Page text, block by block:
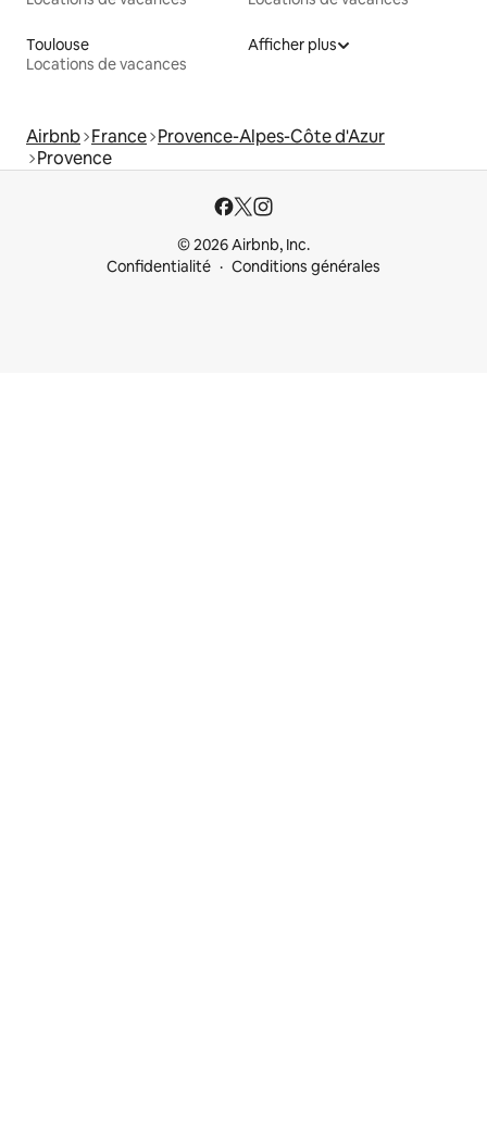
Toulouse
Locations de vacances
Afficher plus
Airbnb France Provence-Alpes-Côte d'Azur
Provence
© 2026 Airbnb, Inc.
Confidentialité
Conditions générales